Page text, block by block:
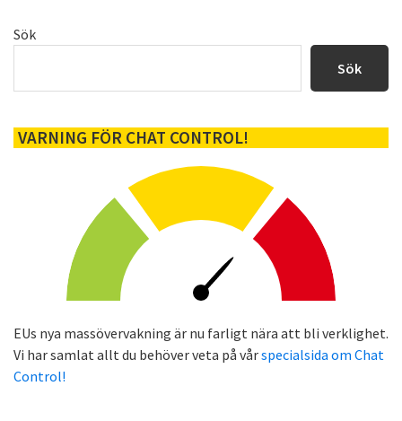
Primärt
Sök
Sök
VARNING FÖR CHAT CONTROL!
EUs nya massövervakning är nu farligt nära att bli verklighet.
Vi har samlat allt du behöver veta på vårspecialsida om Chat
Control!